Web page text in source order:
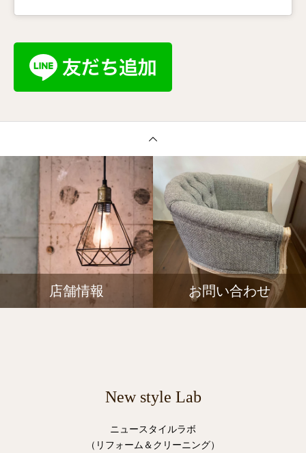
店舗情報 お問い合わせ
New style Lab
ニュースタイルラボ
（リフォーム＆クリーニング）